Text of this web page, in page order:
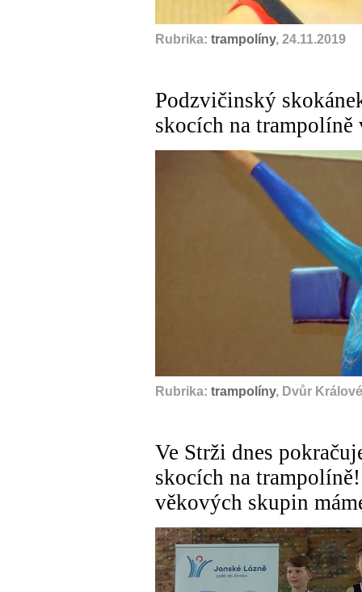
Rubrika: trampolíny, 24.11.2019
Podzvičinský
skocích na
Rubrika: trampolíny, Dvůr
Ve Strži dnes
skocích na
věkových skupin